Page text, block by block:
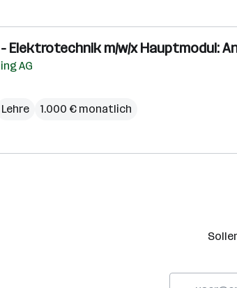
Elektrotechnik m/w/x Hauptmodul:
AG
Lehre 1.000 € monatlich